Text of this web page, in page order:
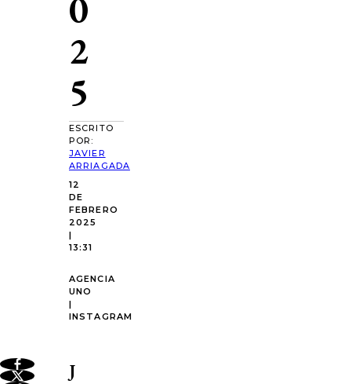
2
5
ESCRITO
POR:
JAVIER
ARRIAGADA
12
DE
FEBRERO
2025
|
13:31
AGENCIA
UNO
|
INSTAGRAM
J